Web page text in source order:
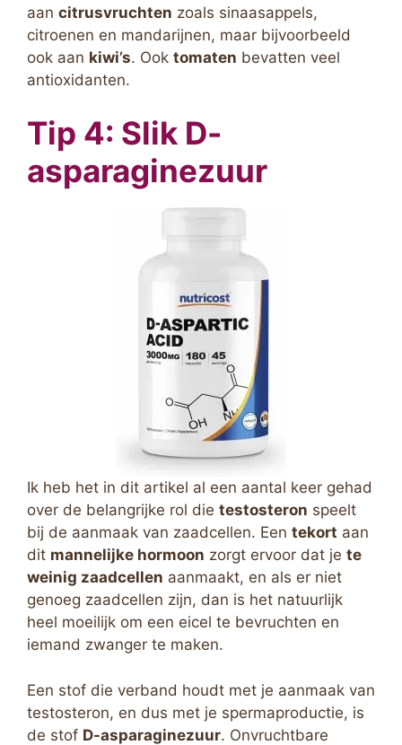
aan citrusvruchten zoals sinaasappels,
citroenen en mandarijnen, maar bijvoorbeeld
ook aan kiwi’s. Ook tomaten bevatten veel
antioxidanten.
Tip 4: Slik D-
asparaginezuur
Ik heb het in dit artikel al een aantal keer gehad
over de belangrijke rol die testosteron speelt
bij de aanmaak van zaadcellen. Een tekort aan
dit mannelijke hormoon zorgt ervoor dat je te
weinig zaadcellen aanmaakt, en als er niet
genoeg zaadcellen zijn, dan is het natuurlijk
heel moeilijk om een eicel te bevruchten en
iemand zwanger te maken.
Een stof die verband houdt met je aanmaak van
testosteron, en dus met je spermaproductie, is
de stof D-asparaginezuur. Onvruchtbare